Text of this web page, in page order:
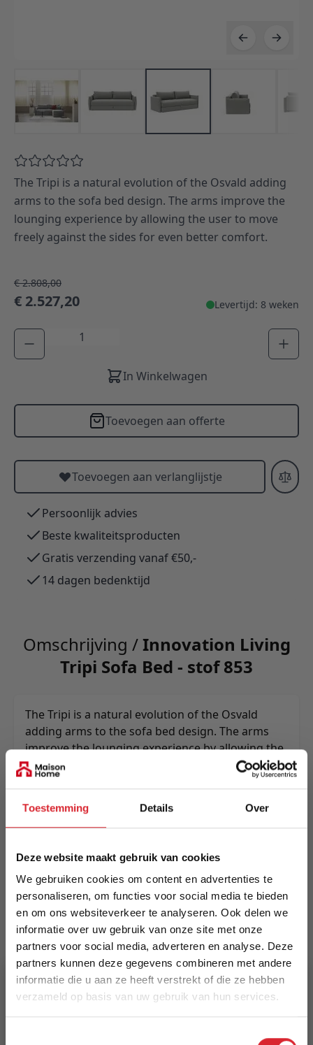
Toestemming Details Over
Deze website maakt gebruik van cookies
We gebruiken cookies om content en advertenties te
personaliseren, om functies voor social media te bieden
en om ons websiteverkeer te analyseren. Ook delen we
informatie over uw gebruik van onze site met onze
partners voor social media, adverteren en analyse. Deze
partners kunnen deze gegevens combineren met andere
informatie die u aan ze heeft verstrekt of die ze hebben
verzameld op basis van uw gebruik van hun services.
The Tripi is a natural evolution of the Osvald adding
arms to the sofa bed design. The arms improve the
lounging experience by allowing the user to move
freely against the sides for even better comfort.
€ 2.808,00
€ 2.527,20 Levertijd: 8 weken
Aantal
In Winkelwagen
Toevoegen aan offerte
Toevoegen aan verlanglijstje
Persoonlijk advies
Beste kwaliteitsproducten
Gratis verzending vanaf €50,-
14 dagen bedenktijd
Omschrijving /Innovation Living
Tripi Sofa Bed - stof 853
The Tripi is a natural evolution of the Osvald
adding arms to the sofa bed design. The arms
improve the lounging experience by allowing the
user to move freely against the sides for even
better comfort.
Meer informatie
Innovation Living
EAN
5700110949248
Prijs
€ 2.808,00